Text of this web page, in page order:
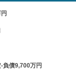
負債9,700万円